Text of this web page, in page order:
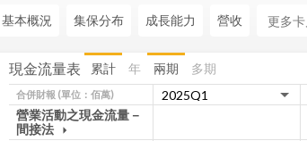
基本概況 集保分布 成長能力 營收
現金流量表 累計 年 兩期 多期
合併財報 (單位：佰萬)
營業活動之現金流量－
間接法 arrow_drop_down